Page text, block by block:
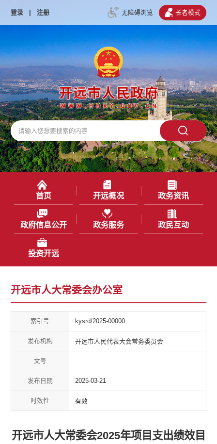
登录 | 注册 无障碍浏览 长者模式
首页 开远概况 政务资讯
政府信息公开 政务服务 政民互动
投资开远
开远市人大常委会办公室
索引号 kysrd/2025-00000
发布机构 开远市人民代表大会常务委员会
文号
发布日期 2025-03-21
时效性 有效
开远市人大常委会2025年项目支出绩效目